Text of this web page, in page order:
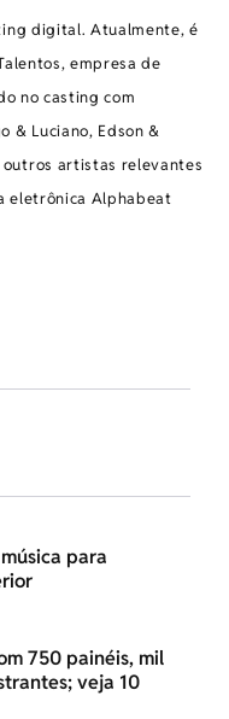
digital. Atualmente, é
empresa de
no casting com
& Luciano, Edson &
outros artistas relevantes
eletrônica Alphabeat
para
750 painéis, mil
veja 10